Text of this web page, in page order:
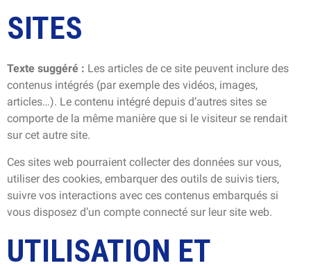
SITES
Texte suggéré : Les articles de ce site peuvent inclure des
contenus intégrés (par exemple des vidéos, images,
articles…). Le contenu intégré depuis d’autres sites se
comporte de la même manière que si le visiteur se rendait
sur cet autre site.
Ces sites web pourraient collecter des données sur vous,
utiliser des cookies, embarquer des outils de suivis tiers,
suivre vos interactions avec ces contenus embarqués si
vous disposez d’un compte connecté sur leur site web.
UTILISATION ET